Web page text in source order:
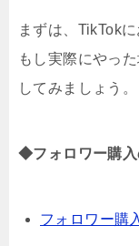
まずは、TikTok
もし実際にやっ
してみましょう。
◆フォロワー購入
フォロワー購